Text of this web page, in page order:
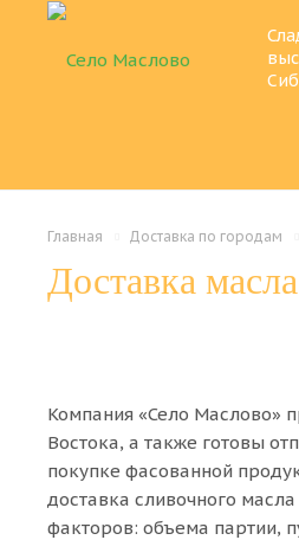
Главная Доставка по городам
Доставка
Компания «Село Маслово»
Востока, а также готовы
покупке фасованной
доставка сливочного
факторов: объема партии,